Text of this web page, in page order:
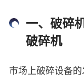
一、破碎
破碎机
市场上破碎设备